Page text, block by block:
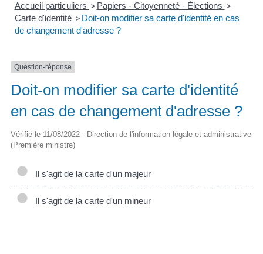
Accueil particuliers > Papiers - Citoyenneté - Élections >
Carte d'identité > Doit-on modifier sa carte d'identité en cas
de changement d'adresse ?
Question-réponse
Doit-on modifier sa carte d'identité
en cas de changement d'adresse ?
Vérifié le 11/08/2022 - Direction de l'information légale et administrative
(Première ministre)
Il s'agit de la carte d'un majeur
Il s'agit de la carte d'un mineur